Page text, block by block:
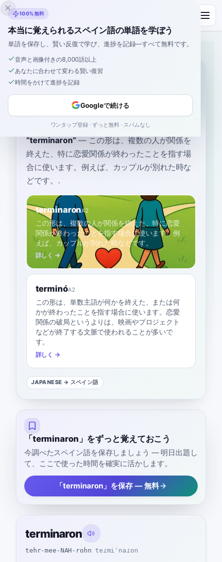
Inklingo
「破局した」のスペイン
語
の最も一般的なスペイン語は“破局した
“terminaron” — この形は、複数の人が関係を
終えた、特に恋愛関係が終わったことを指す場
合に使います。例えば、カップルが別れた時な
どです。 .
terminaronA2
この形は、複数の人が関係を終えた、特に恋愛
関係が終わったことを指す場合に使います。例
えば、カップルが別れた時などです。
詳しく →
terminóA2
この形は、単数主語が何かを終えた、または何
かが終わったことを指す場合に使います。恋愛
関係の破局というよりは、映画やプロジェクト
などが終了する文脈で使われることが多いで
す。
詳しく →
JAPANESE → スペイン語
「terminaron」をずっと覚えておこう
今調べたスペイン語を保存しましょう — 明日出題し
て、ここで使った時間を確実に活かします。
「terminaron」を保存 — 無料
terminaron
tehr-mee-NAH-rohn teɾmiˈnaɾon
100%無料
本当に覚えられるスペイン語の単語を学ぼう
単語を保存し、賢い反復で学び、進捗を記録—すべて無料です。
音声と画像付きの8,000語以上
あなたに合わせて変わる賢い復習
時間をかけて進捗を記録
Googleで続ける
ワンタップ登録 · ずっと無料 · スパムなし